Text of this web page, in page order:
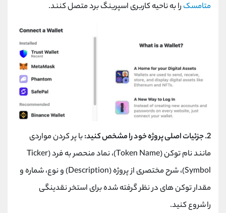
متامسک را به ناحیه کاربری اسپرینگ برد متصل کنند.
2. جزئیات اصلی پروژه خود را مشخص کنید:
با پر کردن مواردی
مانند نام توکن (Token Name)، نماد منحصر به فرد (Ticker
Symbol)، شرح مختصری از پروژه (Description) و نوع، شماره و
مقدار توکن های در نظر گرفته شده برای استخر نقدینگی
را شروع کنید.